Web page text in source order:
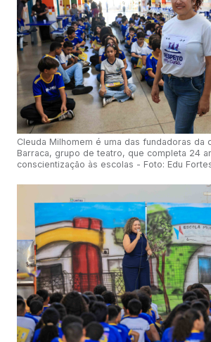
Cleuda Milhomem é uma das fundadoras da
Barraca, grupo de teatro, que completa 24
conscientização às escolas - Foto: Edu